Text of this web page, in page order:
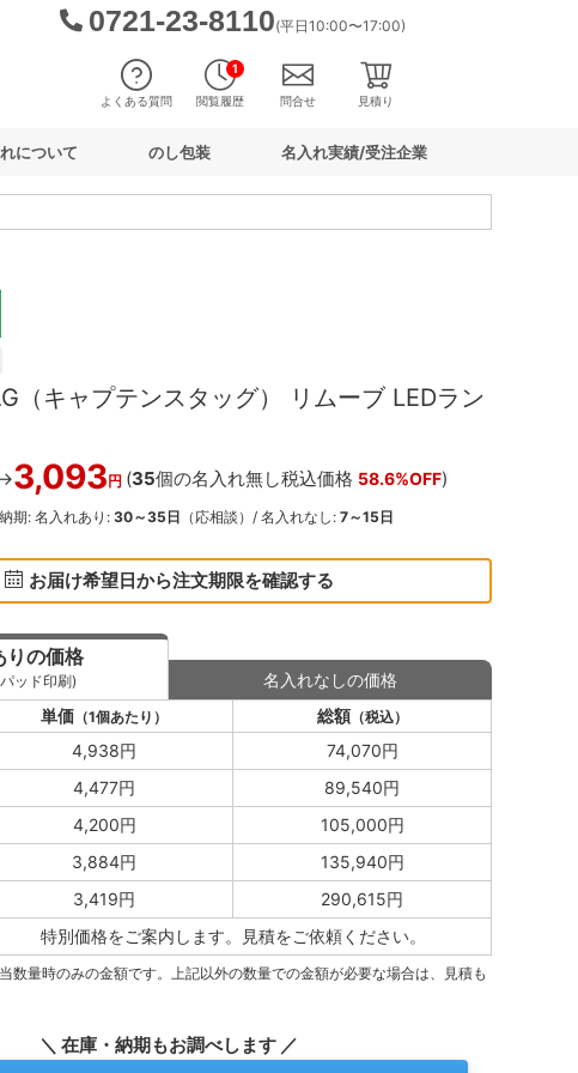
0721-23-8110(平日10:00〜17:00)
よくある質問 閲覧履歴
1
問合せ 見積り
について のし包装 名入れ実績/受注企業
（キャプテンスタッグ） リムーブ LEDラン
3,093円 (35個の名入れ無し税込価格 58.6%OFF)
納期: 名入れあり: 30～35日 （応相談）/ 名入れなし: 7～15日
お届け希望日から注文期限を確認する
りの価格
ッド印刷)
名入れなしの価格
単価 （1個あたり） 総額（税込）
4,938円
74,070円
4,477円
89,540円
4,200円
105,000円
3,884円
135,940円
3,419円
290,615円
特別価格をご案内します。 見積をご依頼ください。
数量時のみの金額です。上記以外の数量での金額が必要な場合は、見積も
＼ 在庫・納期もお調べします ／